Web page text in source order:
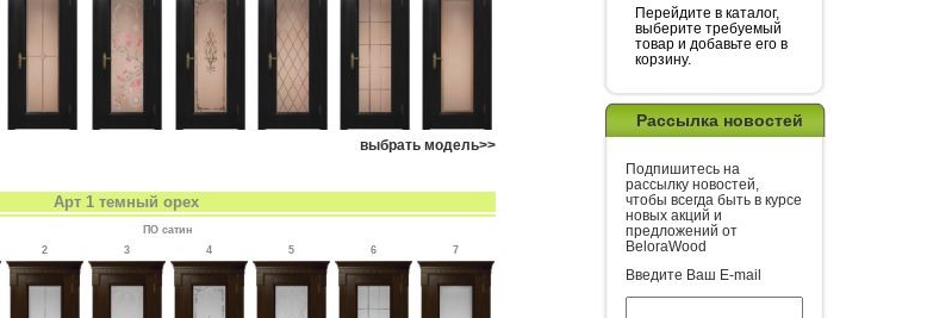
Перейдите в каталог,
выберите требуемый
товар и добавьте его в
корзину.
Рассылка новостей
Подпишитесь на
рассылку новостей,
чтобы всегда быть в курсе
новых акций и
предложений от
BeloraWood
Введите Ваш E-mail
выбрать модель>>
Арт 1 темный орех
ПО сатин
2 3 4 5 6 7